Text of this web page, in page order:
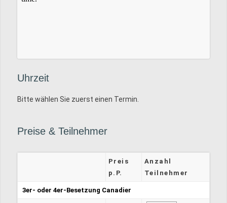
Uhrzeit
Bitte wählen Sie zuerst einen Termin.
Preise &Teilnehmer
Preis
p.P.
Anzahl
Teilnehmer
3er- oder 4er-Besetzung Canadier